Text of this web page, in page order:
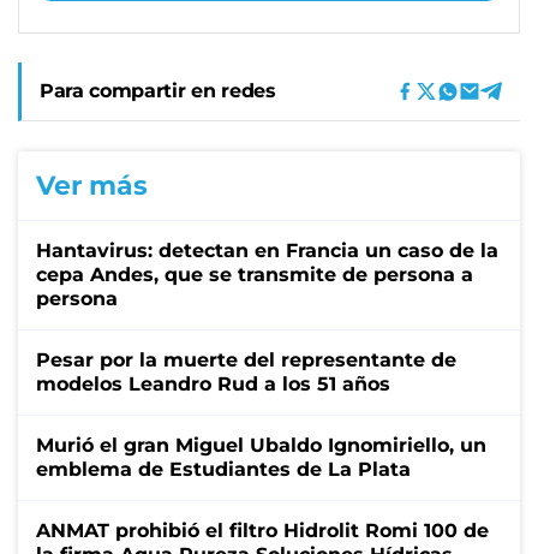
Para compartir en redes
Ver más
Hantavirus: detectan en Francia un caso de la
cepa Andes, que se transmite de persona a
persona
Pesar por la muerte del representante de
modelos Leandro Rud a los 51 años
Murió el gran Miguel Ubaldo Ignomiriello, un
emblema de Estudiantes de La Plata
ANMAT prohibió el filtro Hidrolit Romi 100 de